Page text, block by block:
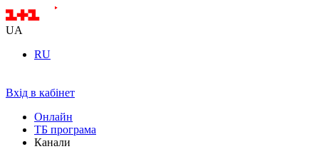
UA
RU
Вхід в кабінет
Онлайн
ТБ програма
Канали